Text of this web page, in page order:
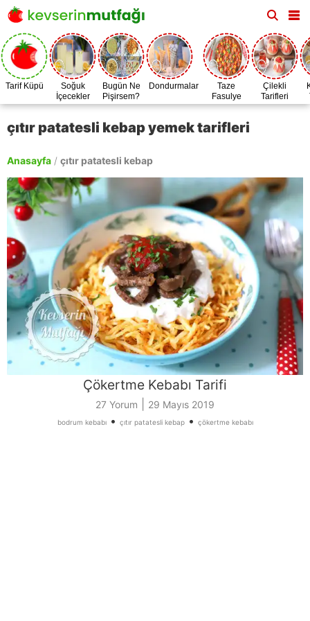
Tarif Küpü
Soğuk
İçecekler
Bugün Ne
Pişirsem?
Dondurmalar
Taze
Fasulye
Zamanı
Çilekli
Tarifleri
çıtır patatesli kebap yemek tarifleri
Anasayfa / çıtır patatesli kebap
Çökertme Kebabı Tarifi
27 Yorum 29 Mayıs 2019
bodrum kebabı• çıtır patatesli kebap• çökertme kebabı